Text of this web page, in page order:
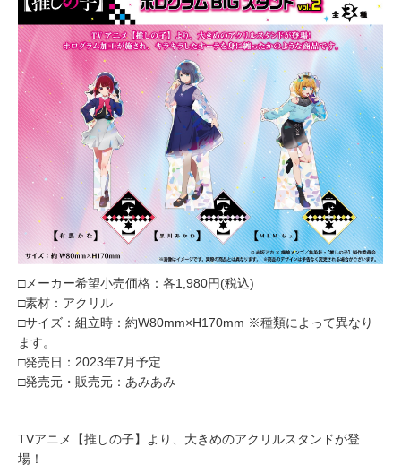
□メーカー希望小売価格：各1,980円(税込)
□素材：アクリル
□サイズ：組立時：約W80mm×H170mm ※種類によって異なり
ます。
□発売日：2023年7月予定
□発売元・販売元：あみあみ
TVアニメ【推しの子】より、大きめのアクリルスタンドが登
場！